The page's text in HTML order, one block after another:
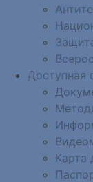
Доступная
Карта